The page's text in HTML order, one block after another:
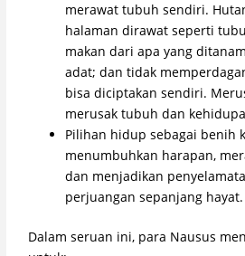
merawat tubuh sendiri.
halaman dirawat seperti
makan dari apa yang
adat; dan tidak
bisa diciptakan sendiri.
merusak tubuh dan
Pilihan hidup sebagai benih
menumbuhkan harapan,
dan menjadikan
perjuangan sepanjang hayat.
Dalam seruan ini, para Nausus